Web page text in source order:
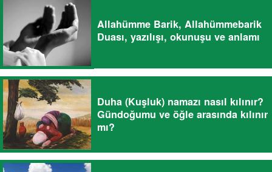
Allahümme Barik, Allahümmebarik
Duası, yazılışı, okunuşu ve anlamı
Duha (Kuşluk) namazı nasıl kılınır?
Gündoğumu ve öğle arasında kılınır
mı?